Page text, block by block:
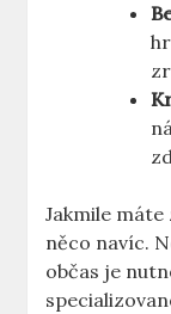
Jakmile
něco navíc.
občas je